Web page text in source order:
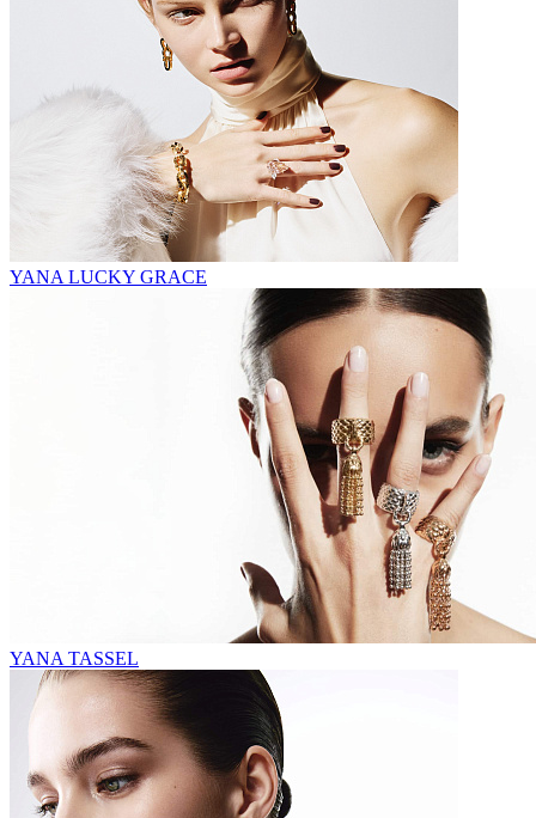
YANA LUCKY GRACE
YANA TASSEL